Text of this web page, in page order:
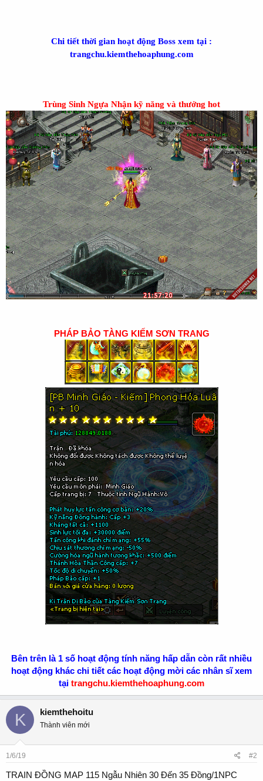
Chi tiết thời gian hoạt động Boss xem tại :
trangchu.kiemthehoaphung.com
Trùng Sinh Ngựa Nhận kỹ năng và thưởng hot
PHÁP BẢO TÀNG KIẾM SƠN TRANG
Bên trên là 1 số hoạt động tính năng hấp dẫn còn rất nhiều
hoạt động khác chi tiết các hoạt động mời các nhân sĩ xem
tại trangchu.kiemthehoaphung.com
K kiemthehoitu
Thành viên mới
1/6/19 #2
TRAIN ĐỒNG MAP 115 Ngẫu Nhiên 30 Đến 35 Đồng/1NPC